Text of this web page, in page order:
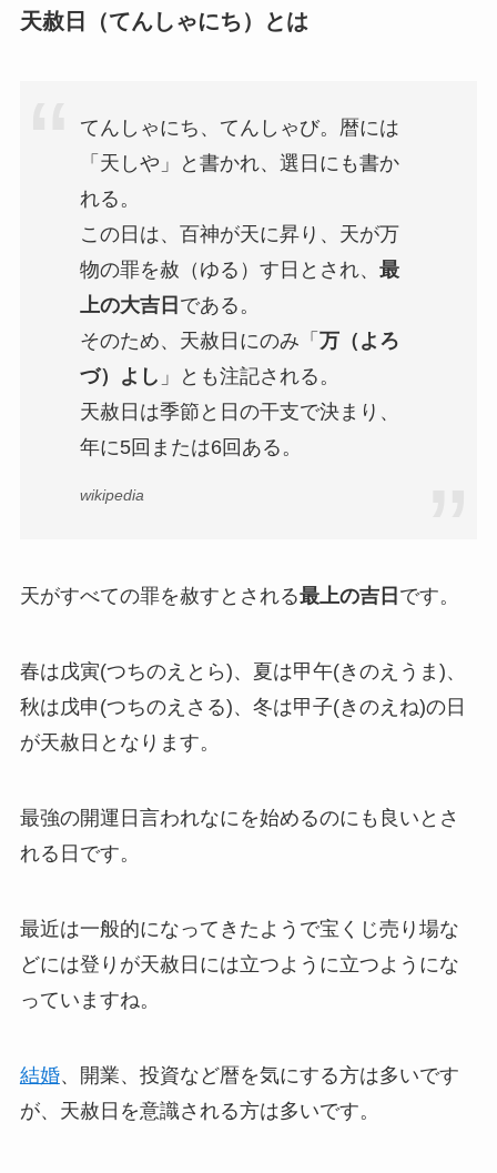
天赦日（てんしゃにち）とは
てんしゃにち、てんしゃび。暦には
「天しや」と書かれ、選日にも書か
れる。
この日は、百神が天に昇り、天が万
物の罪を赦（ゆる）す日とされ、 最
上の大吉日 である。
そのため、天赦日にのみ「 万（よろ
づ）よし 」とも注記される。
天赦日は季節と日の干支で決まり、
年に5回または6回ある。
wikipedia
天がすべての罪を赦すとされる最上の吉日 です。
春は戊寅(つちのえとら)、夏は甲午(きのえうま)、
秋は戊申(つちのえさる)、冬は甲子(きのえね)の日
が天赦日となります。
最強の開運日言われなにを始めるのにも良いとさ
れる日です。
最近は一般的になってきたようで宝くじ売り場な
どには登りが天赦日には立つように立つようにな
っていますね。
結婚、開業、投資など暦を気にする方は多いです
が、天赦日を意識される方は多いです。